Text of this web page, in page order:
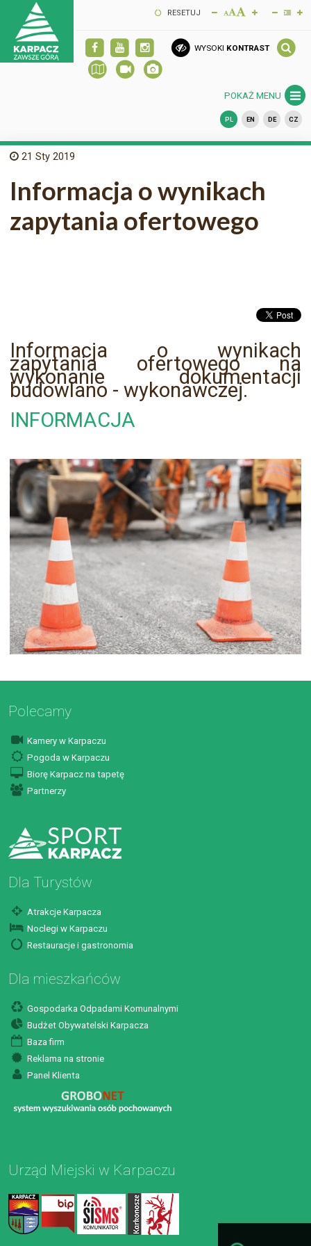
RESETUJ
WYSOKI KONTRAST
POKAŻ MENU
PL EN DE CZ
21 Sty 2019
Informacja o wynikach
zapytania ofertowego
Informacja o wynikach
zapytania ofertowego na
wykonanie dokumentacji
budowlano - wykonawczej.
INFORMACJA
Polecamy
Kamery w Karpaczu
Pogoda w Karpaczu
Biorę Karpacz na tapetę
Partnerzy
Dla Turystów
Atrakcje Karpacza
Noclegi w Karpaczu
Restauracje i gastronomia
Dla mieszkańców
Gospodarka Odpadami Komunalnymi
Budżet Obywatelski Karpacza
Baza firm
Reklama na stronie
Panel Klienta
Urząd Miejski w Karpaczu